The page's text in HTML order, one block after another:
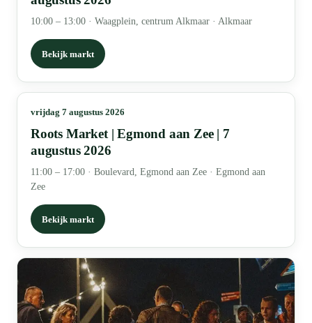
10:00 – 13:00 · Waagplein, centrum Alkmaar · Alkmaar
Bekijk markt
vrijdag 7 augustus 2026
Roots Market | Egmond aan Zee | 7
augustus 2026
11:00 – 17:00 · Boulevard, Egmond aan Zee · Egmond aan
Zee
Bekijk markt